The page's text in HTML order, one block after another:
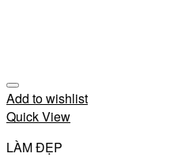
Add to wishlist
Quick View
LÀM ĐẸP